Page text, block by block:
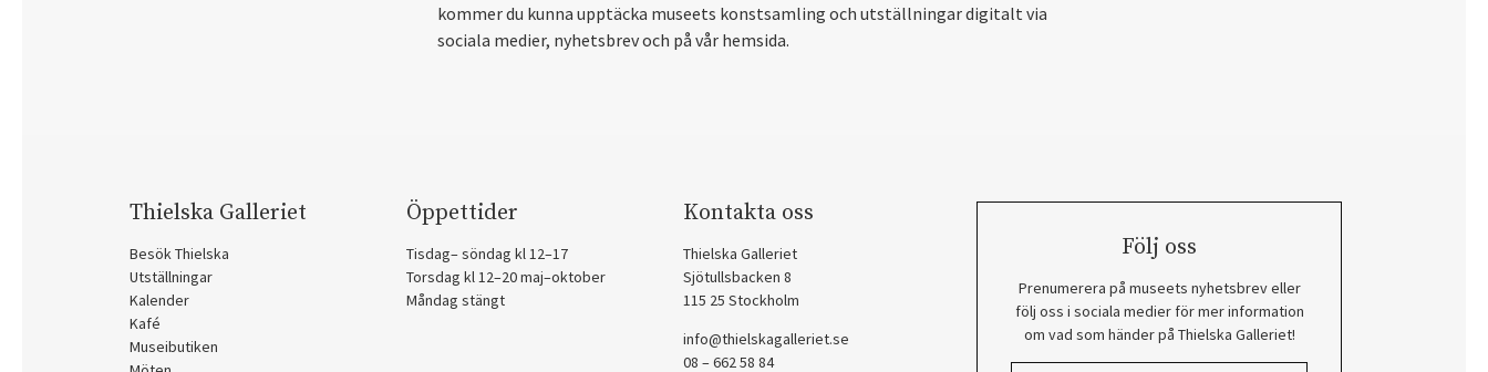
kommer du kunna upptäcka museets konstsamling och utställningar digitalt via
sociala medier, nyhetsbrev och på vår hemsida.
Thielska Galleriet
Besök Thielska
Utställningar
Kalender
Kafé
Museibutiken
Öppettider
Tisdag– söndag kl 12–17
Torsdag kl 12–20 maj–oktober
Måndag stängt
Kontakta oss
Thielska Galleriet
Sjötullsbacken 8
115 25 Stockholm
info@thielskagalleriet.se
08 – 662 58 84
Följ oss
Prenumerera på museets nyhetsbrev eller
följ oss i sociala medier för mer information
om vad som händer på Thielska Galleriet!